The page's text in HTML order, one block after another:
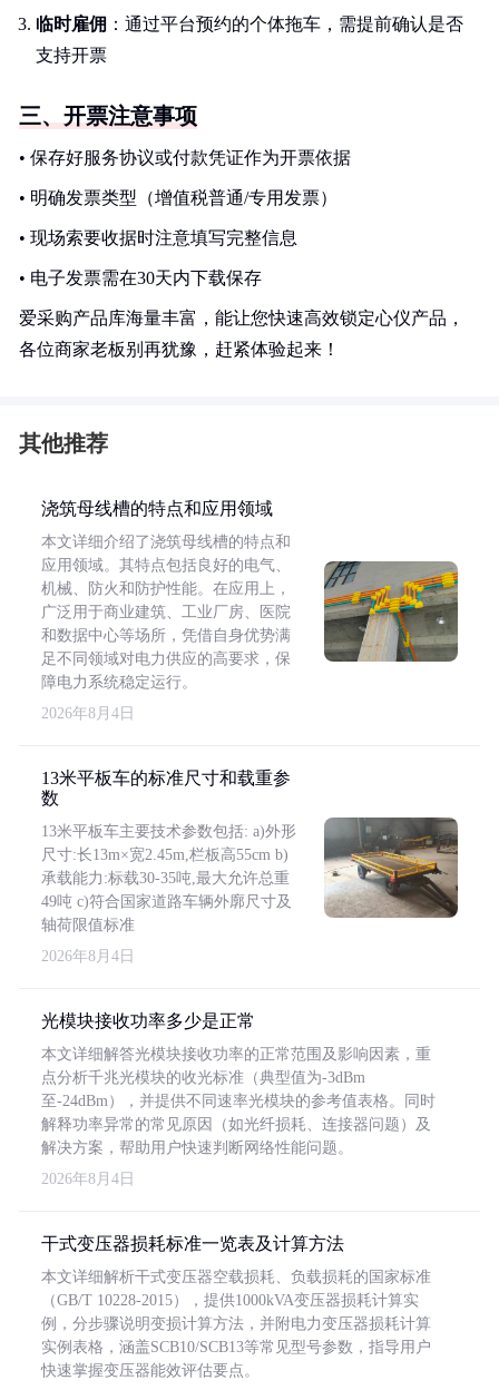
临时雇佣 ：通过平台预约的个体拖车，需提前确认是否
支持开票
三、开票注意事项
• 保存好服务协议或付款凭证作为开票依据
• 明确发票类型（增值税普通/专用发票）
• 现场索要收据时注意填写完整信息
• 电子发票需在30天内下载保存
爱采购产品库海量丰富，能让您快速高效锁定心仪产品，
各位商家老板别再犹豫，赶紧体验起来！
其他推荐
浇筑母线槽的特点和应用领域
本文详细介绍了浇筑母线槽的特点和
应用领域。其特点包括良好的电气、
机械、防火和防护性能。在应用上，
广泛用于商业建筑、工业厂房、医院
和数据中心等场所，凭借自身优势满
足不同领域对电力供应的高要求，保
障电力系统稳定运行。
2026年8月4日
13米平板车的标准尺寸和载重参
数
13米平板车主要技术参数包括: a)外形
尺寸:长13m×宽2.45m,栏板高55cm b)
承载能力:标载30-35吨,最大允许总重
49吨 c)符合国家道路车辆外廓尺寸及
轴荷限值标准
2026年8月4日
光模块接收功率多少是正常
本文详细解答光模块接收功率的正常范围及影响因素，重
点分析千兆光模块的收光标准（典型值为-3dBm
至-24dBm），并提供不同速率光模块的参考值表格。同时
解释功率异常的常见原因（如光纤损耗、连接器问题）及
解决方案，帮助用户快速判断网络性能问题。
2026年8月4日
干式变压器损耗标准一览表及计算方法
本文详细解析干式变压器空载损耗、负载损耗的国家标准
（GB/T 10228-2015），提供1000kVA变压器损耗计算实
例，分步骤说明变损计算方法，并附电力变压器损耗计算
实例表格，涵盖SCB10/SCB13等常见型号参数，指导用户
快速掌握变压器能效评估要点。